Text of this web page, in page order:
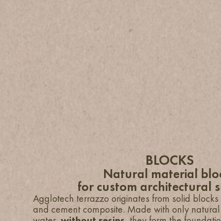
BLOCKS
Natural material
for custom architectural
Agglotech terrazzo originates from solid
and cement composite. Made with only